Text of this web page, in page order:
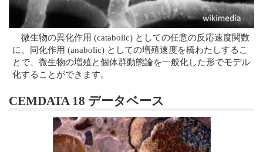
微生物の異化作用 (catabolic) としての任意の反応速度関数
に、同化作用 (anabolic) としての増殖速度を橋わたしするこ
とで、微生物の増殖と個体群動態論を一般化した形でモデル
化することができます。
CEMDATA 18 データベース